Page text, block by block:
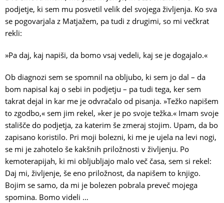
podjetje, ki sem mu posvetil velik del svojega življenja. Ko sva
se pogovarjala z Matjažem, pa tudi z drugimi, so mi večkrat
rekli:
»Pa daj, kaj napiši, da bomo vsaj vedeli, kaj se je dogajalo.«
Ob diagnozi sem se spomnil na obljubo, ki sem jo dal – da
bom napisal kaj o sebi in podjetju – pa tudi tega, ker sem
takrat dejal in kar me je odvračalo od pisanja. »Težko napišem
to zgodbo,« sem jim rekel, »ker je po svoje težka.« Imam svoje
stališče do podjetja, za katerim še zmeraj stojim. Upam, da bo
zapisano koristilo. Pri moji bolezni, ki me je ujela na levi nogi,
se mi je zahotelo še kakšnih priložnosti v življenju. Po
kemoterapijah, ki mi obljubljajo malo več časa, sem si rekel:
Daj mi, življenje, še eno priložnost, da napišem to knjigo.
Bojim se samo, da mi je bolezen pobrala preveč mojega
spomina. Bomo videli …